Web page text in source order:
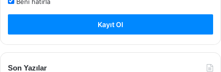
Kayıt Ol
Son Yazılar